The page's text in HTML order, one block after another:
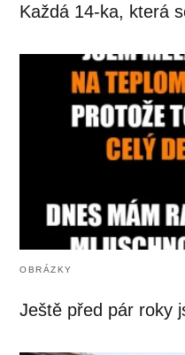
Každá 14-ka, která
OBRÁZKY
Ještě před pár roky